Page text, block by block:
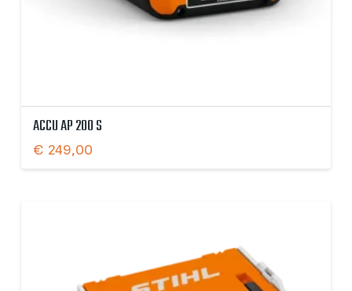
ACCU AP 200 S
€ 249,00